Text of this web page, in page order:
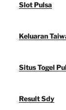
Slot Pulsa
Keluaran
Situs Togel
Result Sdy